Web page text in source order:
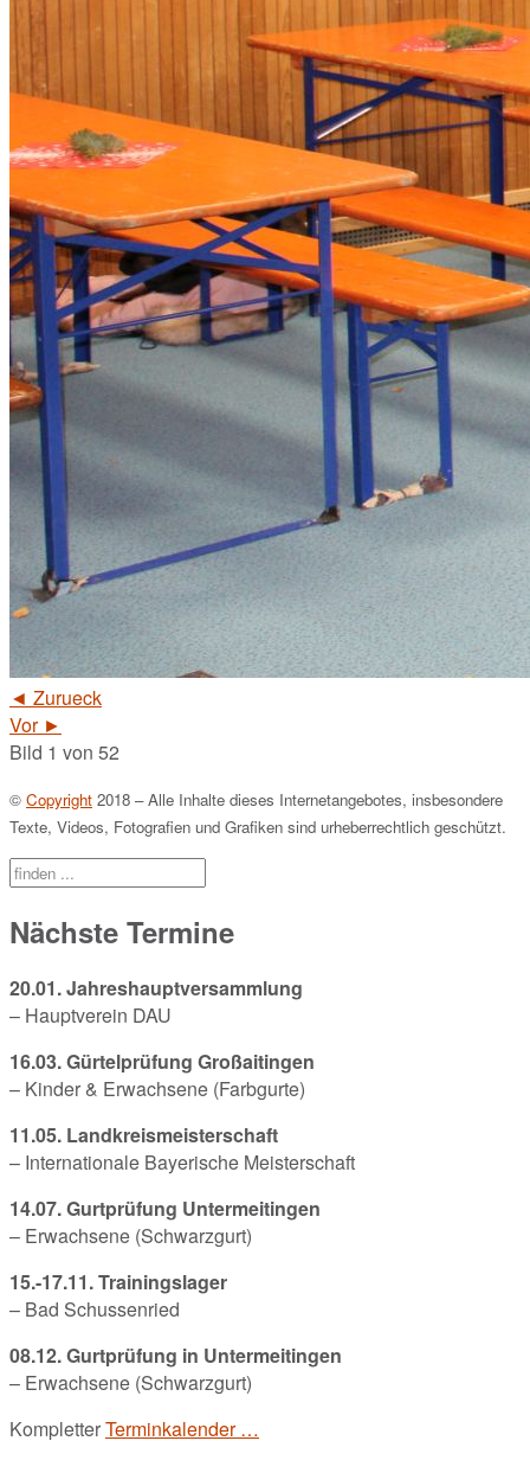
◄ Zurueck
Vor ►
Bild 1 von 52
© Copyright 2018 – Alle Inhalte dieses Internetangebotes, insbesondere
Texte, Videos, Fotografien und Grafiken sind urheberrechtlich geschützt.
Nächste Termine
20.01. Jahreshauptversammlung
– Hauptverein DAU
16.03. Gürtelprüfung Großaitingen
– Kinder & Erwachsene (Farbgurte)
11.05. Landkreismeisterschaft
– Internationale Bayerische Meisterschaft
14.07. Gurtprüfung Untermeitingen
– Erwachsene (Schwarzgurt)
15.-17.11. Trainingslager
– Bad Schussenried
08.12. Gurtprüfung in Untermeitingen
– Erwachsene (Schwarzgurt)
KompletterTerminkalender …